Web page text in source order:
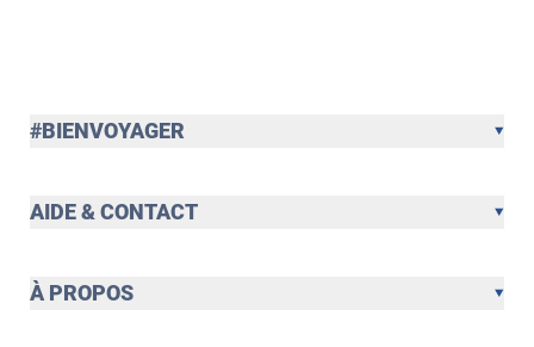
#BIENVOYAGER
AIDE & CONTACT
À PROPOS